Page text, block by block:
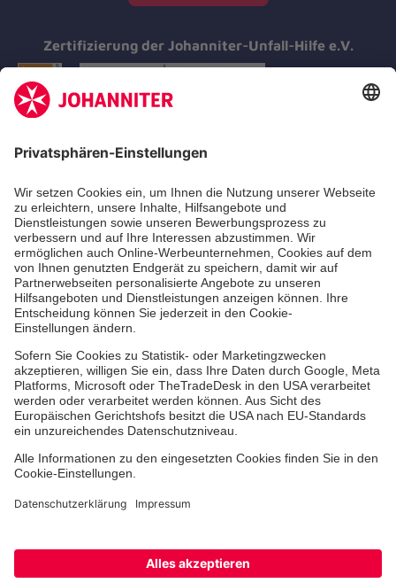
Zertifizierung der Johanniter-Unfall-Hilfe e.V.
Aus- & Fortbildungen
Erste-Hilfe-Kurse
Jobs & Ehrenamt
Freiwilligendienst
Spendenprojekte
Johanniter-Jugend
Einrichtungen
Cookie-Einstellungen Datenschutz Barrierefreiheit